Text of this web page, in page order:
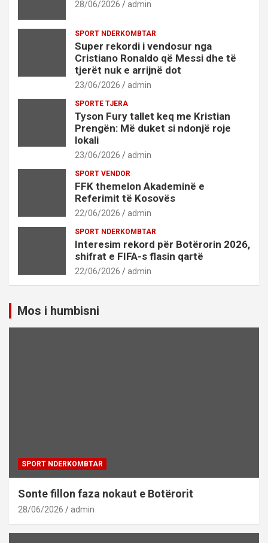
28/06/2026 admin
SPORT NDERKOMBTAR
Super rekordi i vendosur nga
Cristiano Ronaldo që Messi dhe të
tjerët nuk e arrijnë dot
23/06/2026 admin
SPORTE TJERA
Tyson Fury tallet keq me Kristian
Prengën: Më duket si ndonjë roje
lokali
23/06/2026 admin
SPORT VENDOR
FFK themelon Akademinë e
Referimit të Kosovës
22/06/2026 admin
SPORT NDERKOMBTAR
Interesim rekord për Botërorin 2026,
shifrat e FIFA-s flasin qartë
22/06/2026 admin
Mos i humbisni
SPORT NDERKOMBTAR
Sonte fillon faza nokaut e Botërorit
28/06/2026 admin